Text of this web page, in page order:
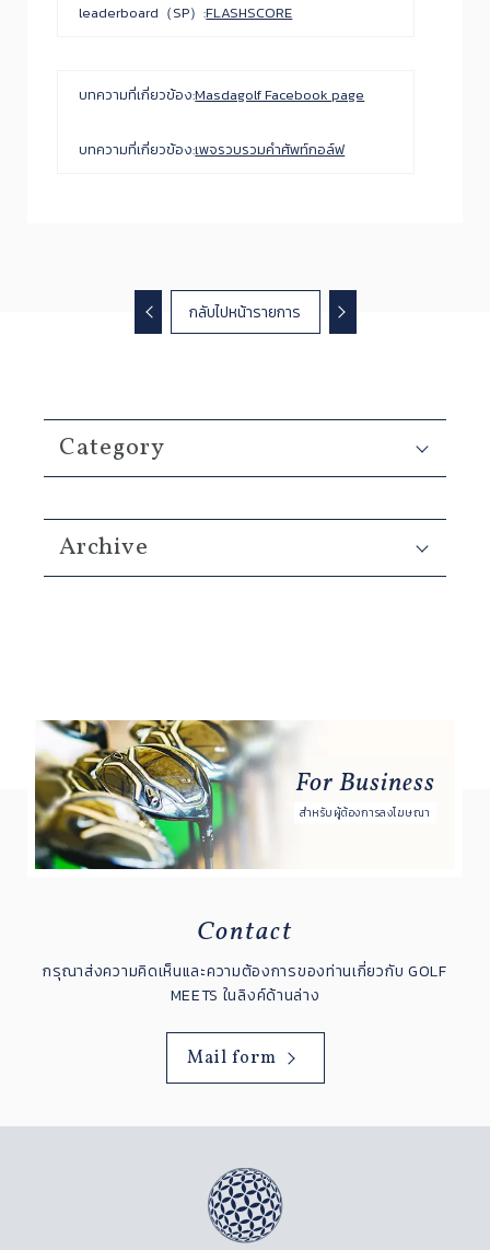
leaderboard（SP）:FLASHSCORE
บทความที่เกี่ยวข้อง:Masdagolf Facebook page
บทความที่เกี่ยวข้อง:เพจรวบรวมคำศัพท์กอล์ฟ
กลับไปหน้ารายการ
Category
Archive
For Business
สำหรับผู้ต้องการลงโฆษณา
Contact
กรุณาส่งความคิดเห็นและความต้องการของท่านเกี่ยวกับ GOLF
MEETS ในลิงค์ด้านล่าง
Mail form